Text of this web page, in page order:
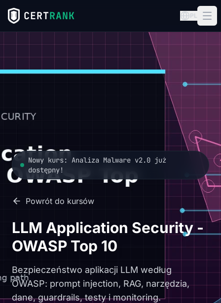
CERTRANK PL
Nowy kurs: Analiza Malware v2.0 już
dostępny!
Powrót do kursów
LLM Application Security -
OWASP Top 10
Bezpieczeństwo aplikacji LLM według
OWASP: prompt injection, RAG, narzędzia,
dane, guardrails, testy i monitoring.